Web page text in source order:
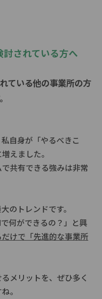
されている方へ
ている他の事業所の方
自身が「やるべきこ
えました。
共有できる強みは非常
のトレンドです。
何ができるの？」と興
けで「先進的な事業所
るメリットを、ぜひ多く
。